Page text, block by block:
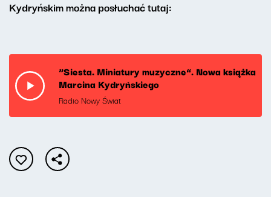
Kydryńskim można posłuchać tutaj:
“Siesta. Miniatury muzyczne”. Nowa książka
Marcina Kydryńskiego
Radio Nowy Świat